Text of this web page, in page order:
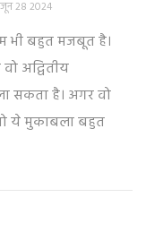
जून 28 2024
भी बहुत मजबूत है।
अद्वितीय
सकता है। अगर वो
ये मुकाबला बहुत